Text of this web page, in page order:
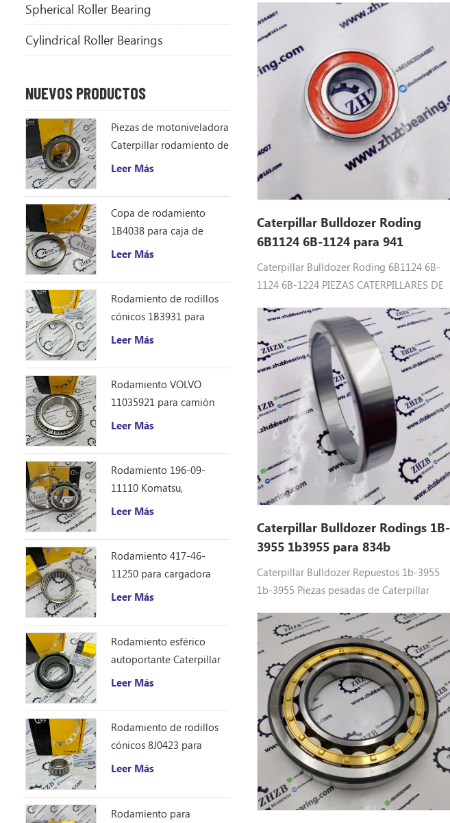
D6E
Caterpillar Bulldozer Roding
6B1124 6B-1124 para 941
Caterpillar Bulldozer Roding 6B1124 6B-
1124 6B-1224 PIEZAS CATERPILLARES DE
977h, 977k, 983, 983b, 916, 920, 926,966C,
980c, 988b, 992.992D .
Caterpillar Bulldozer Rodings 1B-
3955 1b3955 para 834b
Caterpillar Bulldozer Repuestos 1b-3955
1b-3955 Piezas pesadas de Caterpillar
Spherical Roller Bearing
Cylindrical Roller Bearings
NUEVOS PRODUCTOS
Piezas de motoniveladora
Caterpillar rodamiento de
rodillos cónicos 1B4043
ZHZB acero
Leer Más
Copa de rodamiento
1B4038 para caja de
engranajes del
de la motoniveladora
Leer Más
Rodamiento de rodillos
cónicos 1B3931 para
motoniveladora
140B repuestos
Leer Más
Rodamiento VOLVO
11035921 para camión
volquete articulado
Leer Más
Rodamiento 196-09-
11110 Komatsu,
repuestos para
Leer Más
Rodamiento 417-46-
11250 para cargadora
Komatsu WA150-6
Leer Más
Rodamiento esférico
autoportante Caterpillar
1401185
Leer Más
Rodamiento de rodillos
cónicos 8J0423 para
excavadora Caterpillar
Leer Más
Rodamiento para